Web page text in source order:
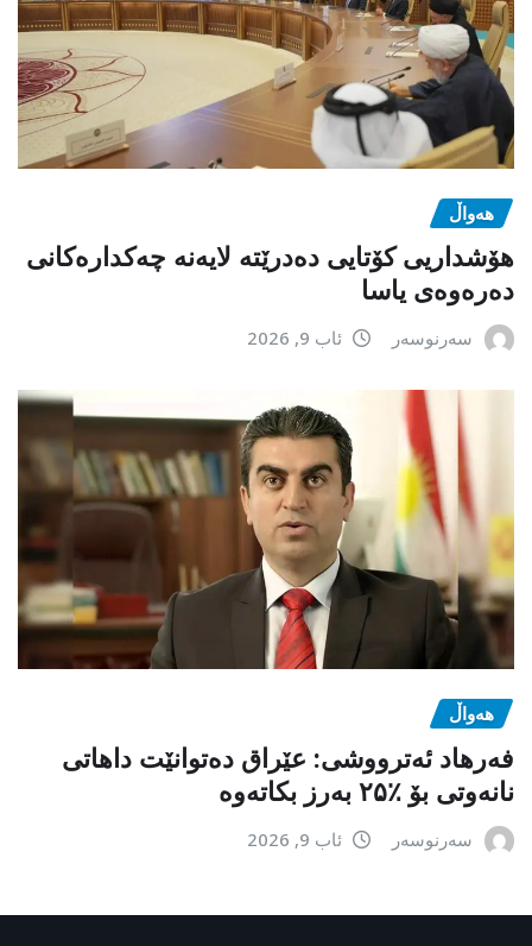
هەواڵ
هۆشداریی کۆتایی دەدرێتە لایەنە چەکدارەکانی
دەرەوەی یاسا
سەرنوسەر ئاب 9, 2026
هەواڵ
فەرهاد ئەترووشی: عێراق دەتوانێت داهاتی
نانەوتی بۆ ٪۲۵ بەرز بکاتەوە
سەرنوسەر ئاب 9, 2026